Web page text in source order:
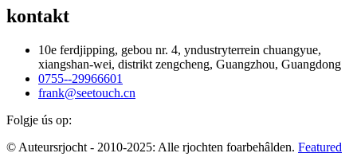
kontakt
10e ferdjipping, gebou nr. 4, yndustryterrein chuangyue,
xiangshan-wei, distrikt zengcheng, Guangzhou, Guangdong
0755--29966601
frank@seetouch.cn
Folgje ús op:
© Auteursrjocht - 2010-2025: Alle rjochten foarbehâlden. Featured